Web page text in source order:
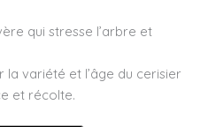
qui stresse l’arbre et
variété et l’âge du cerisier
et récolte.